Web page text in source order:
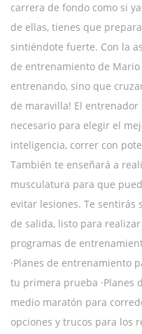
carrera de fondo como si
de ellas, tienes que
sintiéndote fuerte. Con la
de entrenamiento de
entrenando, sino que
de maravilla! El
necesario para elegir el
inteligencia, correr con
También te enseñará a
musculatura para que
evitar lesiones. Te sentirás
de salida, listo para realizar
programas de
·Planes de entrenamiento
tu primera prueba ·Planes
medio maratón para
opciones y trucos para los